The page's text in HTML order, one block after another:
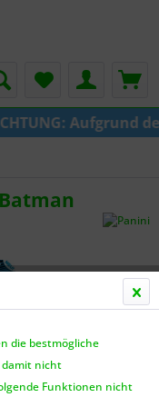
Aufgrund
die bestmögliche
damit nicht
Funktionen nicht